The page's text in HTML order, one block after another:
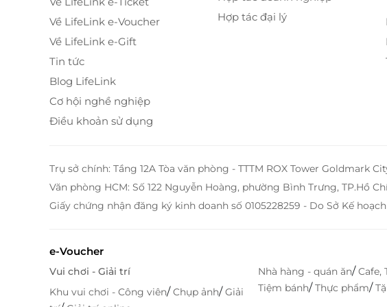
Tiện Nghi Và Dịch Vụ Sang Trọng
Không chỉ có không gian rộng rãi, phòng Deluxe Room
Minibar cũng được cung cấp đầy đủ các loại đồ uống, giúp
nóng.
Về LifeLink e-Voucher
Về LifeLink e-Gift
Tin tức
Blog LifeLink
Cơ hội nghề nghiệp
Điều khoản sử dụng
Hợp tác đại lý
Trụ sở chính: Tầng 12A Tòa văn phòng - TTTM ROX Tower Goldmark
Văn phòng HCM: Số 122 Nguyễn Hoàng, phường Bình Trưng, TP.Hồ
Giấy chứng nhận đăng ký kinh doanh số 0105228259 - Do Sở Kế
e-Voucher
Vui chơi - Giải trí
Khu vui chơi - Công viên/Chụp ảnh/Giải
Nhà hàng - quán ăn/Cafe,
Tiệm bánh/Thực phẩm/